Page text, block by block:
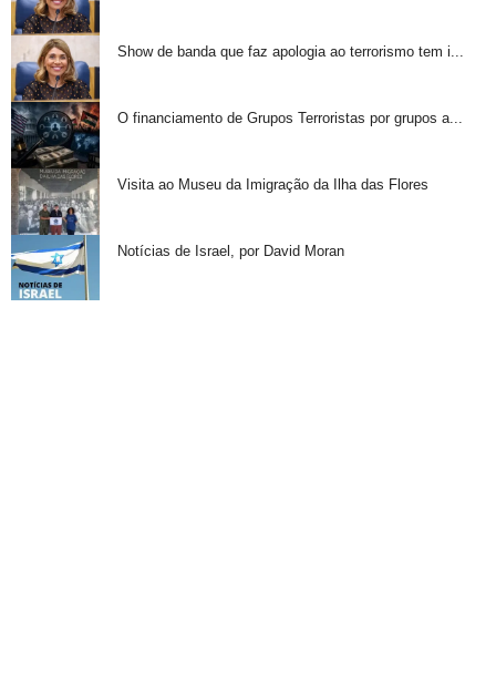
Show de banda que faz apologia ao terrorismo tem i...
O financiamento de Grupos Terroristas por grupos a...
Visita ao Museu da Imigração da Ilha das Flores
Notícias de Israel, por David Moran